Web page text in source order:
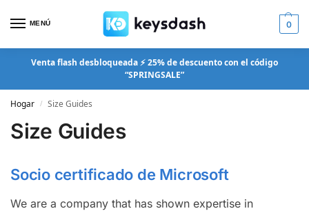
MENÚ 0
Venta flash desbloqueada ⚡ 25% de descuento con el código
“SPRINGSALE”
Hogar / Size Guides
Size Guides
Socio certificado de Microsoft
We are a company that has shown expertise in